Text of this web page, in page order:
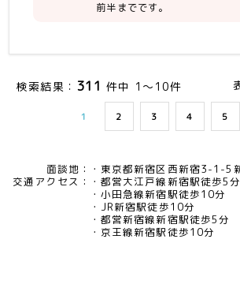
前半までです。
検索結果： 311 件中 1～10件
1 2 3 4 5
面談地：
東京都新宿区西新宿3-1-5
交通アクセス：
都営大江戸線新宿駅徒歩5分
小田急線新宿駅徒歩10分
JR新宿駅徒歩10分
都営新宿線新宿駅徒歩5分
京王線新宿駅徒歩10分